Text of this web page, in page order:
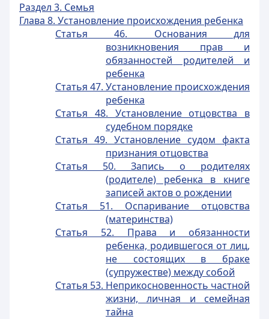
Раздел 3. Семья
Глава 8. Установление происхождения ребенка
Статья 46. Основания для
возникновения прав и
обязанностей родителей и
ребенка
Статья 47. Установление происхождения
ребенка
Статья 48. Установление отцовства в
судебном порядке
Статья 49. Установление судом факта
признания отцовства
Статья 50. Запись о родителях
(родителе) ребенка в книге
записей актов о рождении
Статья 51. Оспаривание отцовства
(материнства)
Статья 52. Права и обязанности
ребенка, родившегося от лиц,
не состоящих в браке
(супружестве) между собой
Статья 53. Неприкосновенность частной
жизни, личная и семейная
тайна